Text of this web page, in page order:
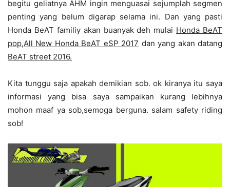
begitu geliatnya AHM ingin menguasai sejumplah segmen
penting yang belum digarap selama ini. Dan yang pasti
Honda BeAT familiy akan buanyak deh mulai Honda BeAT
pop,All New Honda BeAT eSP 2017 dan yang akan datang
BeAT street 2016.
Kita tunggu saja apakah demikian sob. ok kiranya itu saya
informasi yang bisa saya sampaikan kurang lebihnya
mohon maaf ya sob,semoga berguna. salam safety riding
sob!